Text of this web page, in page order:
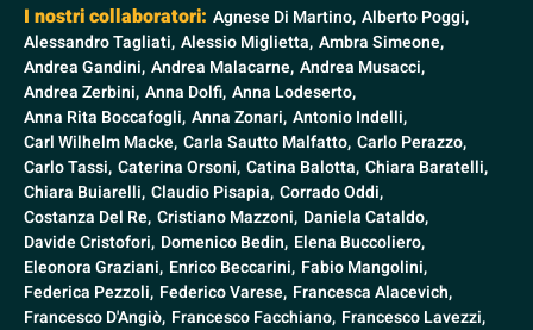
I nostri collaboratori: Agnese Di Martino, Alberto Poggi,
Alessandro Tagliati, Alessio Miglietta, Ambra Simeone,
Andrea Gandini, Andrea Malacarne, Andrea Musacci,
Andrea Zerbini, Anna Dolfi, Anna Lodeserto,
Anna Rita Boccafogli, Anna Zonari, Antonio Indelli,
Carl Wilhelm Macke, Carla Sautto Malfatto, Carlo Perazzo,
Carlo Tassi, Caterina Orsoni, Catina Balotta, Chiara Baratelli,
Chiara Buiarelli, Claudio Pisapia, Corrado Oddi,
Costanza Del Re, Cristiano Mazzoni, Daniela Cataldo,
Davide Cristofori, Domenico Bedin, Elena Buccoliero,
Eleonora Graziani, Enrico Beccarini, Fabio Mangolini,
Federica Pezzoli, Federico Varese, Francesca Alacevich,
Francesco D'Angiò, Francesco Facchiano, Francesco Lavezzi,